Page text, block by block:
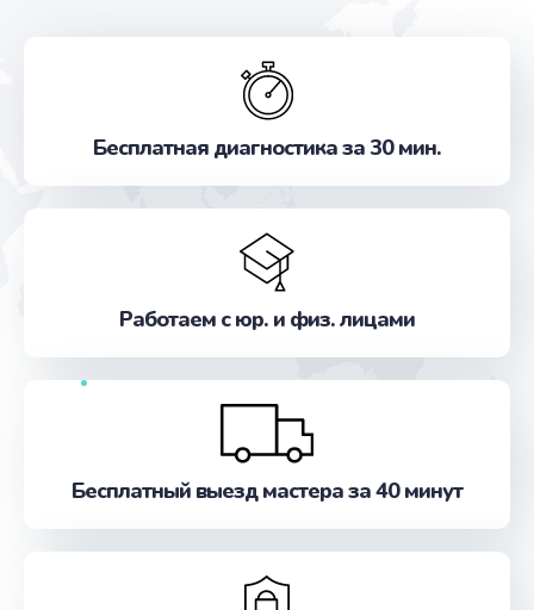
Бесплатная диагностика за 30 мин.
Работаем с юр. и физ. лицами
Бесплатный выезд мастера за 40 минут